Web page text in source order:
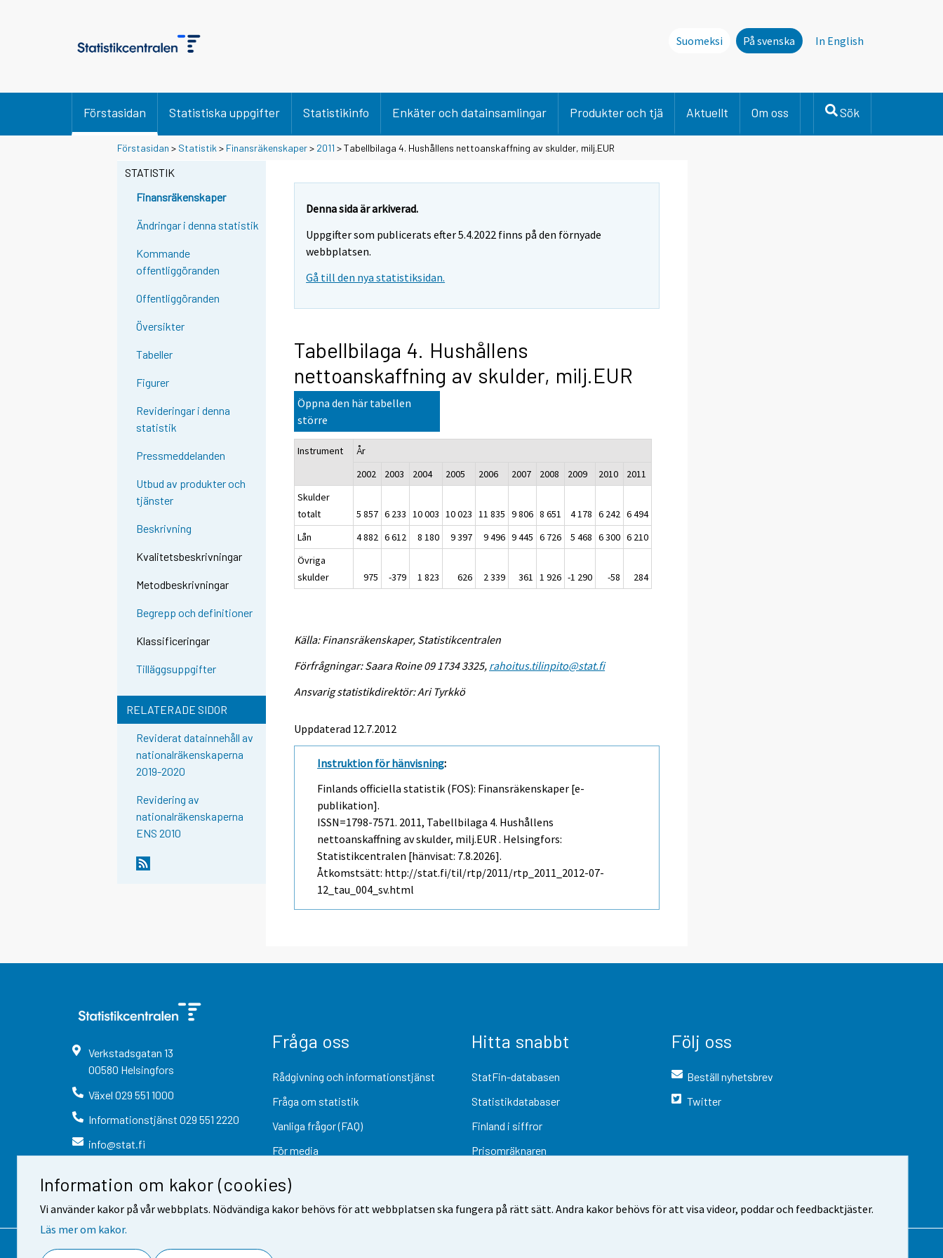
Information om kakor (cookies)
Vi använder kakor på vår webbplats. Nödvändiga kakor behövs för att webbplatsen ska fungera på rätt sätt. Andra kakor behövs för att visa videor, poddar och feedbacktjäster.
Läs mer om kakor.
Suomeksi På svenska In English
Förstasidan Statistiska uppgifter Statistikinfo Enkäter och datainsamlingar Produkter och tjä Aktuellt Om oss Sök
Förstasidan > Statistik > Finansräkenskaper> 2011 > Tabellbilaga 4. Hushållens nettoanskaffning av skulder, milj.EUR
STATISTIK
Finansräkenskaper
Ändringar i denna statistik
Kommande
offentliggöranden
Offentliggöranden
Översikter
Tabeller
Figurer
Revideringar i denna
statistik
Pressmeddelanden
Utbud av produkter och
tjänster
Beskrivning
Kvalitetsbeskrivningar
Metodbeskrivningar
Begrepp och definitioner
Klassificeringar
Tilläggsuppgifter
RELATERADE SIDOR
Reviderat datainnehåll av
nationalräkenskaperna
2019-2020
Revidering av
nationalräkenskaperna
ENS 2010
Denna sida är arkiverad.
Uppgifter som publicerats efter 5.4.2022 finns på den förnyade
webbplatsen.
Gå till den nya statistiksidan.
Tabellbilaga 4. Hushållens
nettoanskaffning av skulder, milj.EUR
Öppna den här tabellen
större
Instrument
År
2002
2003 2004 2005 2006 2007 2008 2009 2010
2011
Skulder
totalt
5 857 6 233 10 003 10 023 11 835 9 806 8 651 4 178 6 242 6 494
Lån
4 882 6 612 8 180 9 397 9 496 9 445 6 726 5 468 6 300 6 210
Övriga
skulder
975 -379 1 823 626 2 339 361 1 926 -1 290 -58 284
Källa: Finansräkenskaper, Statistikcentralen
Förfrågningar: Saara Roine 09 1734 3325, rahoitus.tilinpito@stat.fi
Ansvarig statistikdirektör: Ari Tyrkkö
Uppdaterad 12.7.2012
Instruktion för hänvisning:
Finlands officiella statistik (FOS): Finansräkenskaper [e-
publikation].
ISSN=1798-7571. 2011, Tabellbilaga 4. Hushållens
nettoanskaffning av skulder, milj.EUR . Helsingfors:
Statistikcentralen [hänvisat: 7.8.2026].
Åtkomstsätt: http://stat.fi/til/rtp/2011/rtp_2011_2012-07-
12_tau_004_sv.html
Verkstadsgatan 13
00580 Helsingfors
Växel 029 551 1000
Informationstjänst 029 551 2220
info@stat.fi
Fråga oss
Rådgivning och informationstjänst
Fråga om statistik
Vanliga frågor (FAQ)
För media
Hitta snabbt
StatFin-databasen
Statistikdatabaser
Finland i siffror
Prisomräknaren
Följ oss
Beställ nyhetsbrev
Twitter